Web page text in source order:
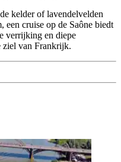
kelder of lavendelvelden
cruise op de Saône biedt
verrijking en diepe
ziel van Frankrijk.